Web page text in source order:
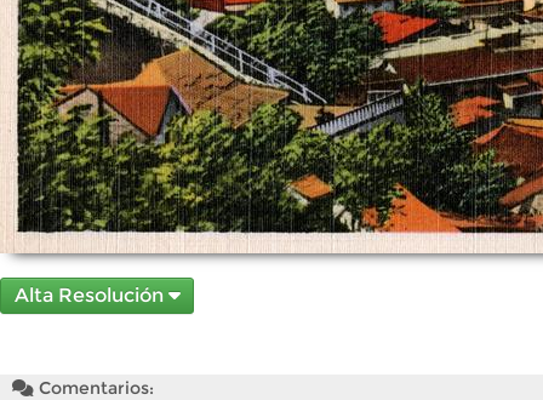
Alta Resolución
Comentarios: